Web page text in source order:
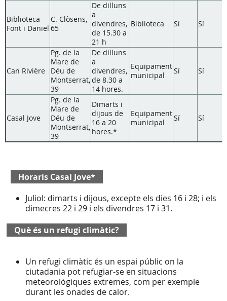
Biblioteca
Font i Daniel
C. Clòsens,
65
De dilluns
a
divendres,
de 15.30 a
21 h
Biblioteca Sí Sí
Can Rivière
Pg. de la
Mare de
Déu de
Montserrat,
39
De dilluns
a
divendres,
de 8.30 a
14 hores.
Equipament
municipal
Sí Sí
Casal Jove
Pg. de la
Mare de
Déu de
Montserrat,
39
Dimarts i
dijous de
16 a 20
hores.*
Equipament
municipal
Sí Sí
Horaris Casal Jove*
Juliol: dimarts i dijous, excepte els dies 16 i 28; i els
dimecres 22 i 29 i els divendres 17 i 31.
Què és un refugi climàtic?
Un refugi climàtic és un espai públic on la
ciutadania pot refugiar-se en situacions
meteorològiques extremes, com per exemple
durant les onades de calor.